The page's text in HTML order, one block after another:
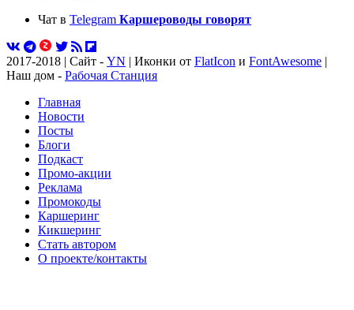
Чат в Telegram Каршероводы говорят
2017-2018 | Сайт - YN | Иконки от FlatIcon и FontAwesome |
Наш дом - Рабочая Станция
Главная
Новости
Посты
Блоги
Подкаст
Промо-акции
Реклама
Промокоды
Каршеринг
Кикшеринг
Стать автором
О проекте/контакты